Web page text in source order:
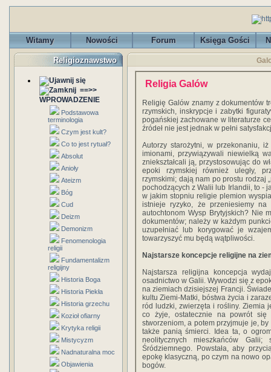
Witamy Nowości Forum Księga Gości
Religioznawstwo
==>>
WPROWADZENIE
Podstawowa
terminologia
Czym jest kult?
Co to jest rytuał?
Absolut
Anioły
Ateizm
Bóg
Cud
Deizm
Demonizm
Fenomenologia
religii
Fundamentalizm
religijny
Historia Boga
Historia Piekła
Historia grzechu
Kozioł ofiarny
Krytyka religii
Mistycyzm
Nadnaturalna moc
Objawienia
Religia Galów
Religię Galów znamy z dokumentów
rzymskich, inskrypcje i zabytki
pogańskiej zachowane w literaturze
źródeł nie jest jednak w pełni
Autorzy starożytni, w przekonaniu,
imionami, przywiązywali niewielką
zniekształcali ją, przystosowując do
epoki rzymskiej również uległy,
rzymskimi; dają nam po prostu rodzaj
pochodzących z Walii lub Irlandii, to -
w jakim stopniu religie plemion
istnieje ryzyko, że przeniesiemy na
autochtonom Wysp Brytyjskich? Nie
dokumentów; należy w każdym
uzupełniać lub korygować je
towarzyszyć mu będą wątpliwości.
Najstarsze koncepcje religijne na
Najstarsza religijna koncepcja
osadnictwo w Galii. Wywodzi się z
na ziemiach dzisiejszej Francji.
kultu Ziemi-Matki, bóstwa życia i
ród ludzki, zwierzęta i rośliny. Ziemia
co żyje, ostatecznie na powrót
stworzeniom, a potem przyjmuje je,
także panią śmierci. Idea ta, o
neolitycznych mieszkańców
Śródziemnego. Powstała, aby
epokę klasyczną, po czym na nowo
bogów.